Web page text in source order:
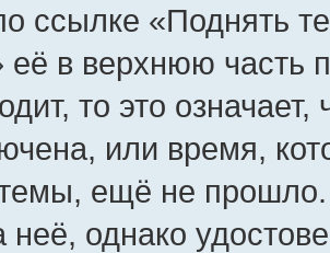
ссылке «Поднять
её в верхнюю часть
то это
или время,
ещё не
неё, однако